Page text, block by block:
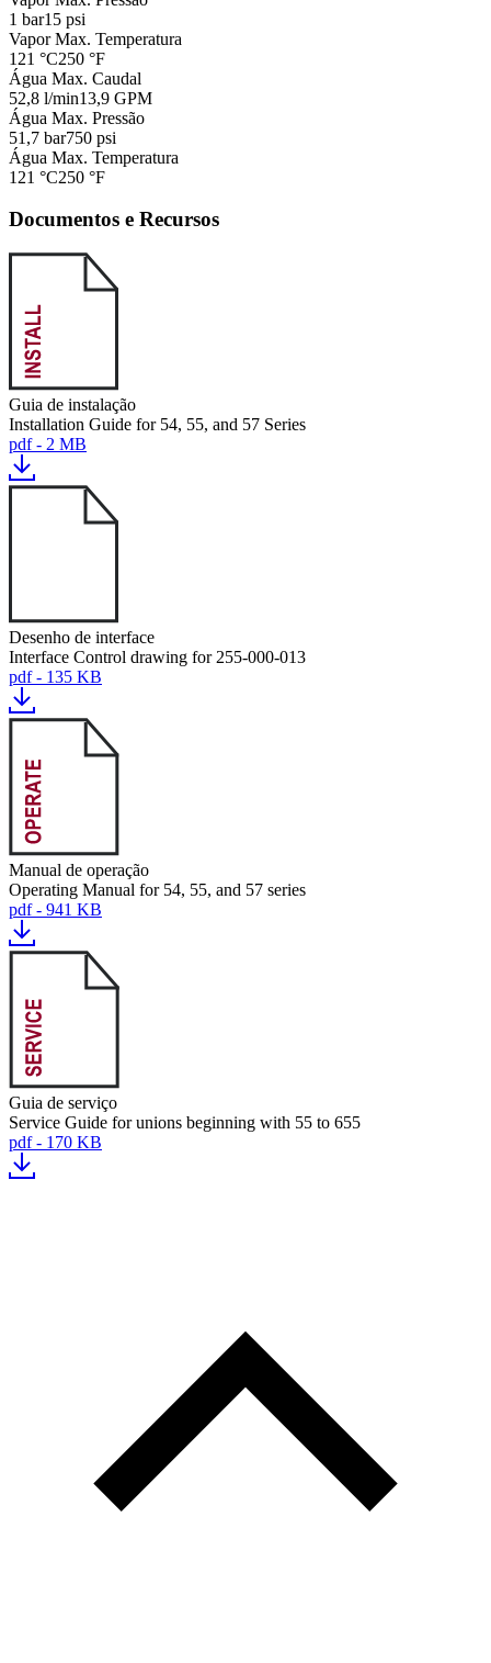
1 bar15 psi
Vapor Max. Temperatura
121 °C250 °F
Água Max. Caudal
52,8 l/min13,9 GPM
Água Max. Pressão
51,7 bar750 psi
Água Max. Temperatura
121 °C250 °F
Documentos e Recursos
Guia de instalação
Installation Guide for 54, 55, and 57 Series
pdf - 2 MB
Desenho de interface
Interface Control drawing for 255-000-013
pdf - 135 KB
Manual de operação
Operating Manual for 54, 55, and 57 series
pdf - 941 KB
Guia de serviço
Service Guide for unions beginning with 55 to 655
pdf - 170 KB